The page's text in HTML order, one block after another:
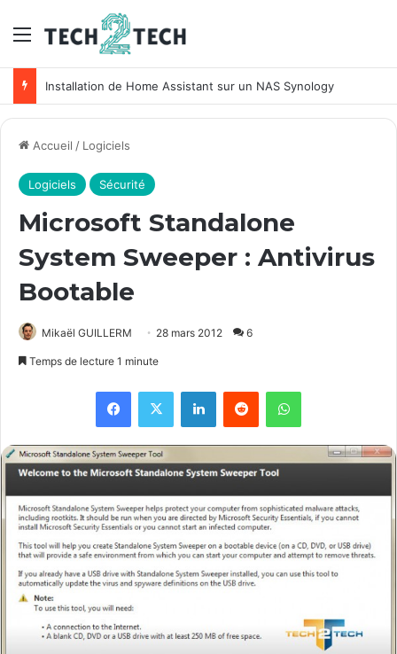
Menu
Installation de Home Assistant sur un NAS Synology
Accueil / Logiciels
Logiciels Sécurité
Microsoft Standalone
System Sweeper : Antivirus
Bootable
Mikaël GUILLERM 28 mars 2012 6
Temps de lecture 1 minute